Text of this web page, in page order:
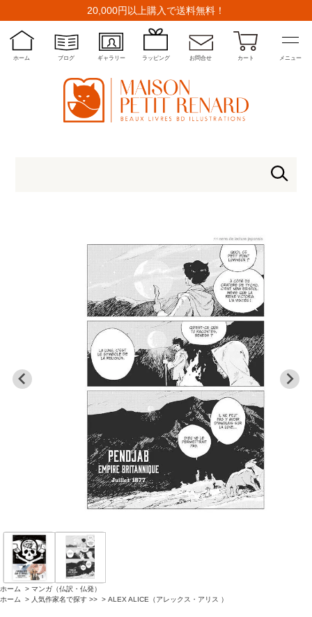
20,000円以上購入で送料無料！
ホーム ブログ ギャラリー ラッピング お問合せ カート メニュー
ホーム > マンガ（仏訳・仏発）
ホーム
> 人気作家名で探す >> > ALEX ALICE（アレックス・アリス ）